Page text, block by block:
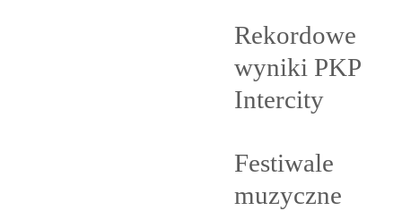
Rekordowe
wyniki PKP
Intercity
Festiwale
muzyczne